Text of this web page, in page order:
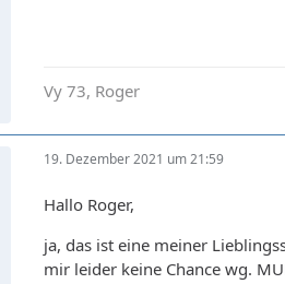
Vy 73, Roger
19. Dezember 2021 um 21:59
Hallo Roger,
ja, das ist eine meiner
mir leider keine Chance wg.